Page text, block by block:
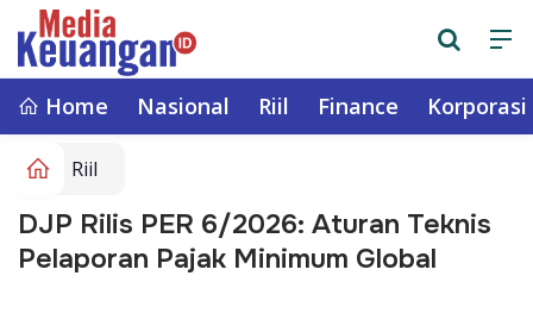
Home Nasional Riil Finance Korporasi
Riil
DJP Rilis PER 6/2026: Aturan Teknis
Pelaporan Pajak Minimum Global